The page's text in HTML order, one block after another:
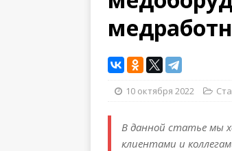
10 октября 2022
В данной статье мы
клиентами и